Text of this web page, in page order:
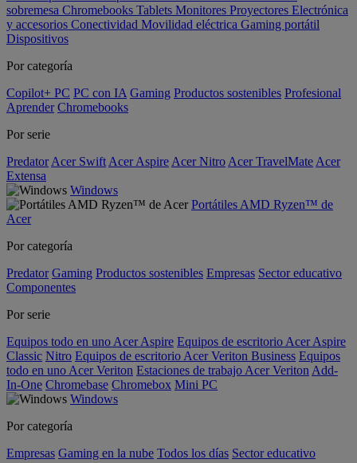
sobremesa Chromebooks Tablets Monitores Proyectores Electrónica
y accesorios Conectividad Movilidad eléctrica Gaming portátil
Dispositivos
Por categoría
Copilot+ PC PC con IA Gaming Productos sostenibles Profesional
Aprender Chromebooks
Por serie
Predator Acer Swift Acer Aspire Acer Nitro Acer TravelMate Acer
Extensa
Windows
Portátiles AMD Ryzen™ de
Acer
Por categoría
Predator Gaming Productos sostenibles Empresas Sector educativo
Componentes
Por serie
Equipos todo en uno Acer Aspire Equipos de escritorio Acer Aspire
Classic Nitro Equipos de escritorio Acer Veriton Business Equipos
todo en uno Acer Veriton Estaciones de trabajo Acer Veriton Add-
In-One Chromebase Chromebox Mini PC
Windows
Por categoría
Empresas Gaming en la nube Todos los días Sector educativo